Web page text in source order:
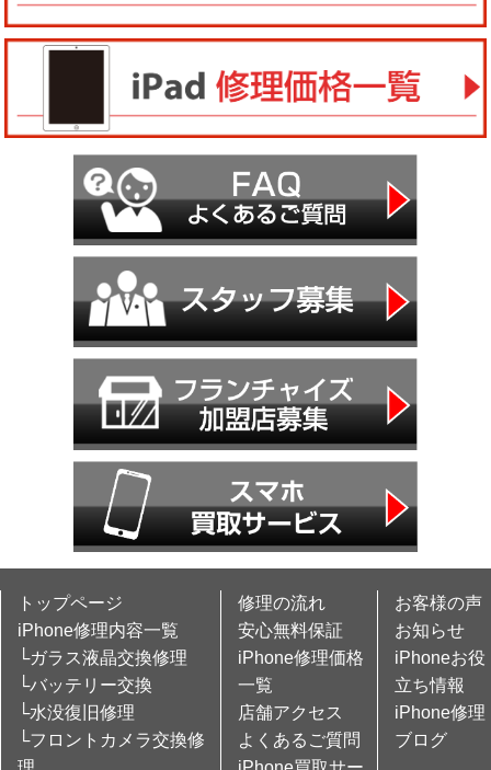
トップページ
iPhone修理内容一覧
└ガラス液晶交換修理
└バッテリー交換
└水没復旧修理
└フロントカメラ交換修
修理の流れ
安心無料保証
iPhone修理価格
一覧
店舗アクセス
よくあるご質問
お客様の声
お知らせ
iPhoneお役
立ち情報
iPhone修理
ブログ